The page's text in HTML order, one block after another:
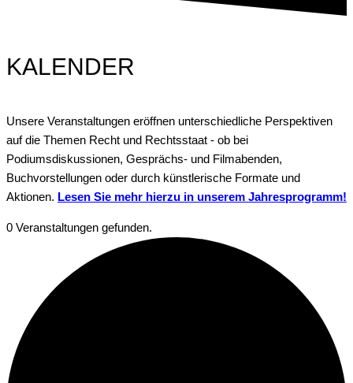
KALENDER
Unsere Veranstaltungen eröffnen unterschiedliche Perspektiven
auf die Themen Recht und Rechtsstaat - ob bei
Podiumsdiskussionen, Gesprächs- und Filmabenden,
Buchvorstellungen oder durch künstlerische Formate und
Aktionen. Lesen Sie mehr hierzu in unserem Jahresprogramm!
0 Veranstaltungen gefunden.